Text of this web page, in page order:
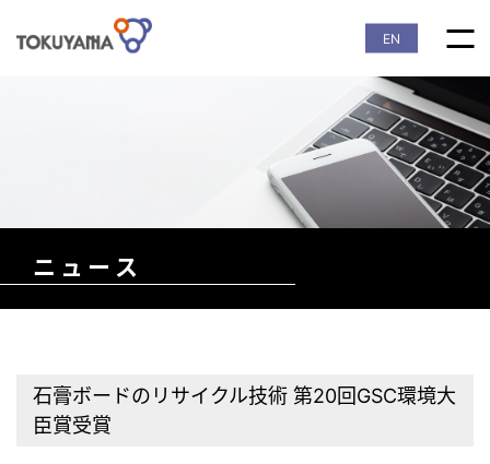
EN
ニュース
石膏ボードのリサイクル技術 第20回GSC環境大
臣賞受賞